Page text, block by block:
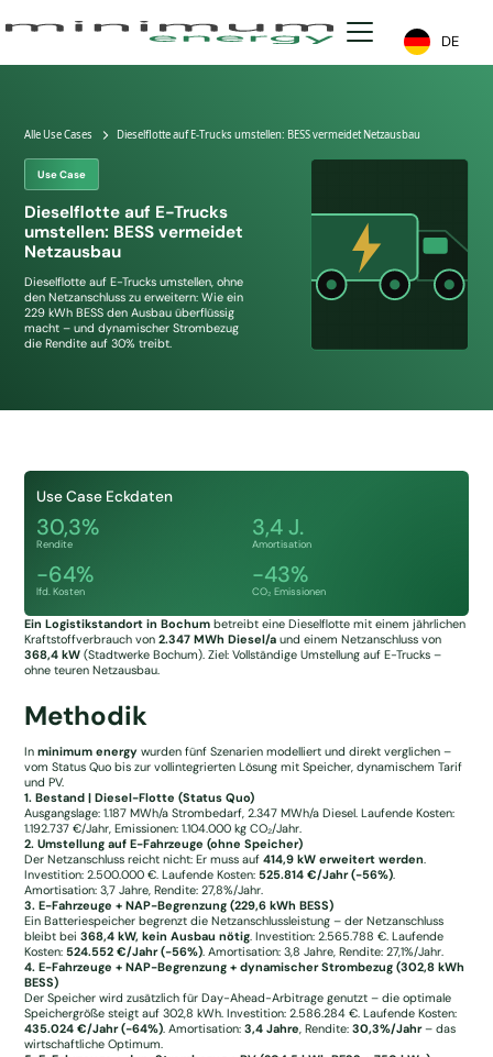
DE
Alle Use Cases Dieselflotte auf E-Trucks umstellen: BESS vermeidet Netzausbau
Use Case
Dieselflotte auf E-Trucks
umstellen: BESS vermeidet
Netzausbau
Dieselflotte auf E-Trucks umstellen, ohne
den Netzanschluss zu erweitern: Wie ein
229 kWh BESS den Ausbau überflüssig
macht – und dynamischer Strombezug
die Rendite auf 30% treibt.
Use Case Eckdaten
30,3%
Rendite
3,4 J.
Amortisation
-64%
lfd. Kosten
-43%
CO₂ Emissionen
Ein Logistikstandort in Bochumbetreibt eine Dieselflotte mit einem jährlichen
Kraftstoffverbrauch von2.347 MWh Diesel/a und einem Netzanschluss von
368,4 kW (Stadtwerke Bochum). Ziel: Vollständige Umstellung auf E-Trucks –
ohne teuren Netzausbau.
Methodik
Inminimum energy wurden fünf Szenarien modelliert und direkt verglichen –
vom Status Quo bis zur vollintegrierten Lösung mit Speicher, dynamischem Tarif
und PV.
1. Bestand | Diesel-Flotte (Status Quo)
Ausgangslage: 1.187 MWh/a Strombedarf, 2.347 MWh/a Diesel. Laufende Kosten:
1.192.737 €/Jahr, Emissionen: 1.104.000 kg CO₂/Jahr.
2. Umstellung auf E-Fahrzeuge (ohne Speicher)
Der Netzanschluss reicht nicht: Er muss auf414,9 kW erweitert werden.
Investition: 2.500.000 €. Laufende Kosten:525.814 €/Jahr (-56%).
Amortisation: 3,7 Jahre, Rendite: 27,8%/Jahr.
3. E-Fahrzeuge + NAP-Begrenzung (229,6 kWh BESS)
Ein Batteriespeicher begrenzt die Netzanschlussleistung – der Netzanschluss
bleibt bei368,4 kW, kein Ausbau nötig. Investition: 2.565.788 €. Laufende
Kosten:524.552 €/Jahr (-56%). Amortisation: 3,8 Jahre, Rendite: 27,1%/Jahr.
4. E-Fahrzeuge + NAP-Begrenzung + dynamischer Strombezug (302,8 kWh
BESS)
Der Speicher wird zusätzlich für Day-Ahead-Arbitrage genutzt – die optimale
Speichergröße steigt auf 302,8 kWh. Investition: 2.586.284 €. Laufende Kosten:
435.024 €/Jahr (-64%). Amortisation:3,4 Jahre, Rendite:30,3%/Jahr– das
wirtschaftliche Optimum.